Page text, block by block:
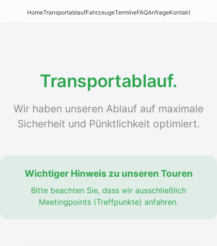
HomeTransportablaufFahrzeugeTermineFAQAnfrageKontakt
Transportablauf.
Wir haben unseren Ablauf auf maximale
Sicherheit und Pünktlichkeit optimiert.
Wichtiger Hinweis zu unseren Touren
Bitte beachten Sie, dass wir ausschließlich
Meetingpoints (Treffpunkte) anfahren.